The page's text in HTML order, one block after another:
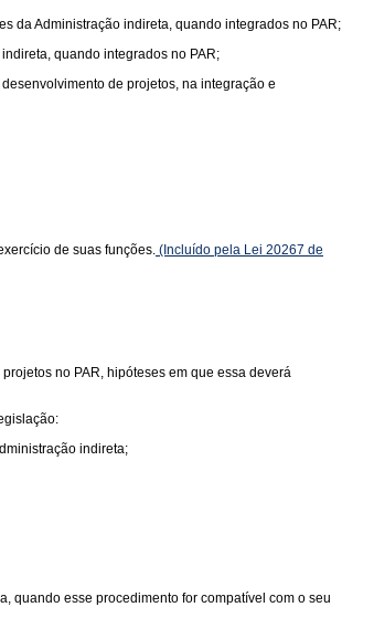
da Administração indireta, quando integrados no PAR;
quando integrados no PAR;
de projetos, na integração e
de suas funções. (Incluído pela Lei 20267 de
no PAR, hipóteses em que essa deverá
indireta;
quando esse procedimento for compatível com o seu